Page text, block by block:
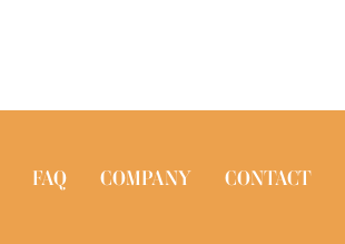
FAQ COMPANY CONTACT